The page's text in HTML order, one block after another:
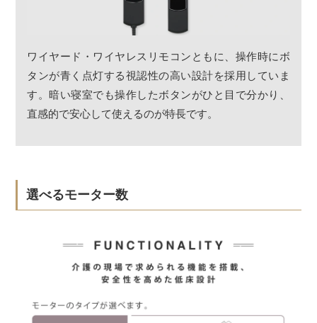
ワイヤード・ワイヤレスリモコンともに、操作時にボ
タンが青く点灯する視認性の高い設計を採用していま
す。暗い寝室でも操作したボタンがひと目で分かり、
直感的で安心して使えるのが特長です。
選べるモーター数